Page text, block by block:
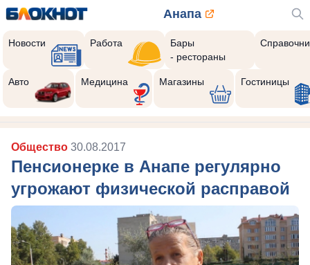
Анапа
Новости Работа
Бары
- рестораны
Авто Медицина Магазины Гостиницы
Общество 30.08.2017
Пенсионерке в Анапе регулярно
угрожают физической расправой